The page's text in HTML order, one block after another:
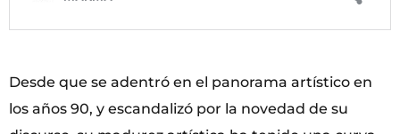
Desde que se adentró en el panorama artístico en
los años 90, y escandalizó por la novedad de su